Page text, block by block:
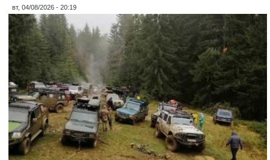
вт, 04/08/2026 - 20:19